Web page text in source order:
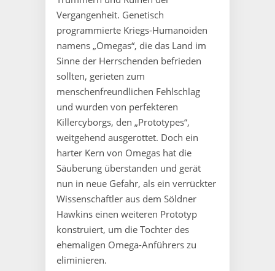
Vergangenheit. Genetisch
programmierte Kriegs-Humanoiden
namens „Omegas“, die das Land im
Sinne der Herrschenden befrieden
sollten, gerieten zum
menschenfreundlichen Fehlschlag
und wurden von perfekteren
Killercyborgs, den „Prototypes“,
weitgehend ausgerottet. Doch ein
harter Kern von Omegas hat die
Säuberung überstanden und gerät
nun in neue Gefahr, als ein verrückter
Wissenschaftler aus dem Söldner
Hawkins einen weiteren Prototyp
konstruiert, um die Tochter des
ehemaligen Omega-Anführers zu
eliminieren.